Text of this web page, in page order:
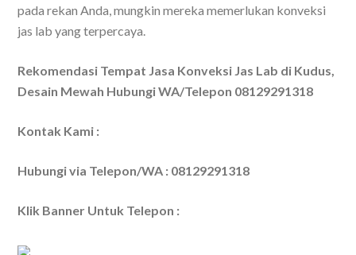
pada rekan Anda, mungkin mereka memerlukan konveksi
jas lab yang terpercaya.
Rekomendasi Tempat Jasa Konveksi Jas Lab di Kudus,
Desain Mewah Hubungi WA/Telepon 08129291318
Kontak Kami :
Hubungi via Telepon/WA : 08129291318
Klik Banner Untuk Telepon :